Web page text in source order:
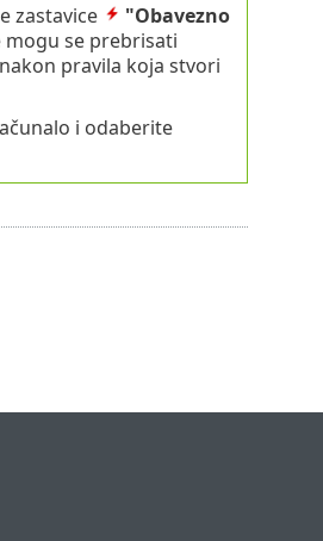
zastavice
"Obavezno
mogu se prebrisati
pravila koja stvori
i odaberite